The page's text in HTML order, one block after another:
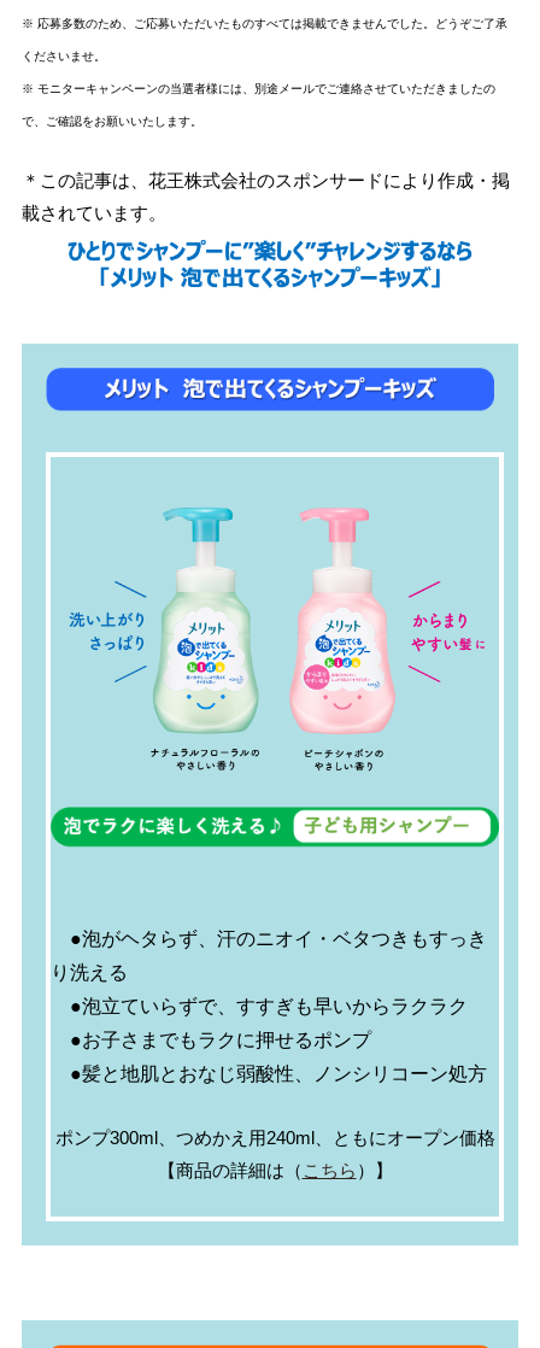
※ 応募多数のため、ご応募いただいたものすべては掲載できませんでした。どうぞご了承
くださいませ。
※ モニターキャンペーンの当選者様には、別途メールでご連絡させていただきましたの
で、ご確認をお願いいたします。
＊この記事は、花王株式会社のスポンサードにより作成・掲
載されています。
●泡がヘタらず、汗のニオイ・ベタつきもすっき
り洗える
●泡立ていらずで、すすぎも早いからラクラク
●お子さまでもラクに押せるポンプ
●髪と地肌とおなじ弱酸性、ノンシリコーン処方
ポンプ300ml、つめかえ用240ml、ともにオープン価格
【商品の詳細は（ こちら ）】